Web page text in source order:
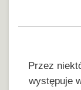
Przez
występuje